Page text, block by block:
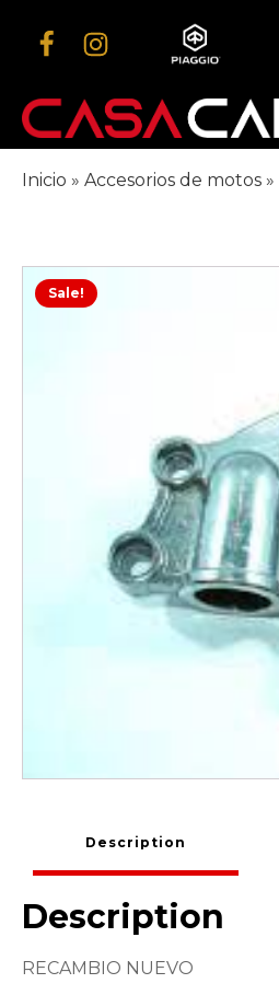
Inicio » Accesorios de motos »
Sale!
Description
Description
RECAMBIO NUEVO